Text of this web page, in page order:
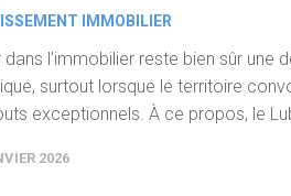
IMMOBILIER
dans l’immobilier reste bien sûr une
surtout lorsque le territoire
exceptionnels. À ce propos, le
2026